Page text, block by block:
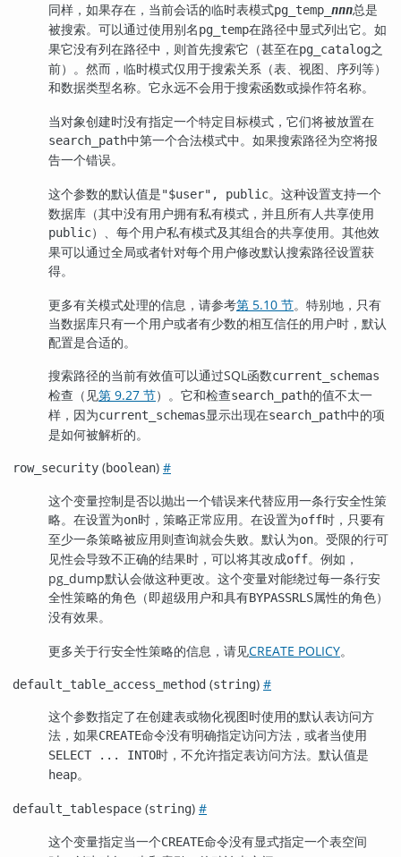
同样，如果存在，当前会话的临时表模式pg_temp_ nnn总是
被搜索。可以通过使用别名pg_temp在路径中显式列出它。如
果它没有列在路径中，则首先搜索它（甚至在pg_catalog之
前）。然而，临时模式仅用于搜索关系（表、视图、序列等）
和数据类型名称。它永远不会用于搜索函数或操作符名称。
当对象创建时没有指定一个特定目标模式，它们将被放置在
search_path中第一个合法模式中。如果搜索路径为空将报
告一个错误。
这个参数的默认值是"$user", public。这种设置支持一个
数据库（其中没有用户拥有私有模式，并且所有人共享使用
public）、每个用户私有模式及其组合的共享使用。其他效
果可以通过全局或者针对每个用户修改默认搜索路径设置获
得。
更多有关模式处理的信息，请参考第 5.10 节。特别地，只有
当数据库只有一个用户或者有少数的相互信任的用户时，默认
配置是合适的。
搜索路径的当前有效值可以通过SQL函数current_schemas
检查（见第 9.27 节）。它和检查search_path的值不太一
样，因为current_schemas显示出现在search_path中的项
是如何被解析的。
row_security (boolean) #
这个变量控制是否以抛出一个错误来代替应用一条行安全性策
略。在设置为on时，策略正常应用。在设置为off时，只要有
至少一条策略被应用则查询就会失败。默认为on。受限的行可
见性会导致不正确的结果时，可以将其改成off。例如，
pg_dump默认会做这种更改。这个变量对能绕过每一条行安
全性策略的角色（即超级用户和具有BYPASSRLS属性的角色）
没有效果。
更多关于行安全性策略的信息，请见CREATE POLICY。
default_table_access_method (string) #
这个参数指定了在创建表或物化视图时使用的默认表访问方
法，如果CREATE命令没有明确指定访问方法，或者当使用
SELECT ... INTO时，不允许指定表访问方法。默认值是
heap。
default_tablespace (string) #
这个变量指定当一个CREATE命令没有显式指定一个表空间